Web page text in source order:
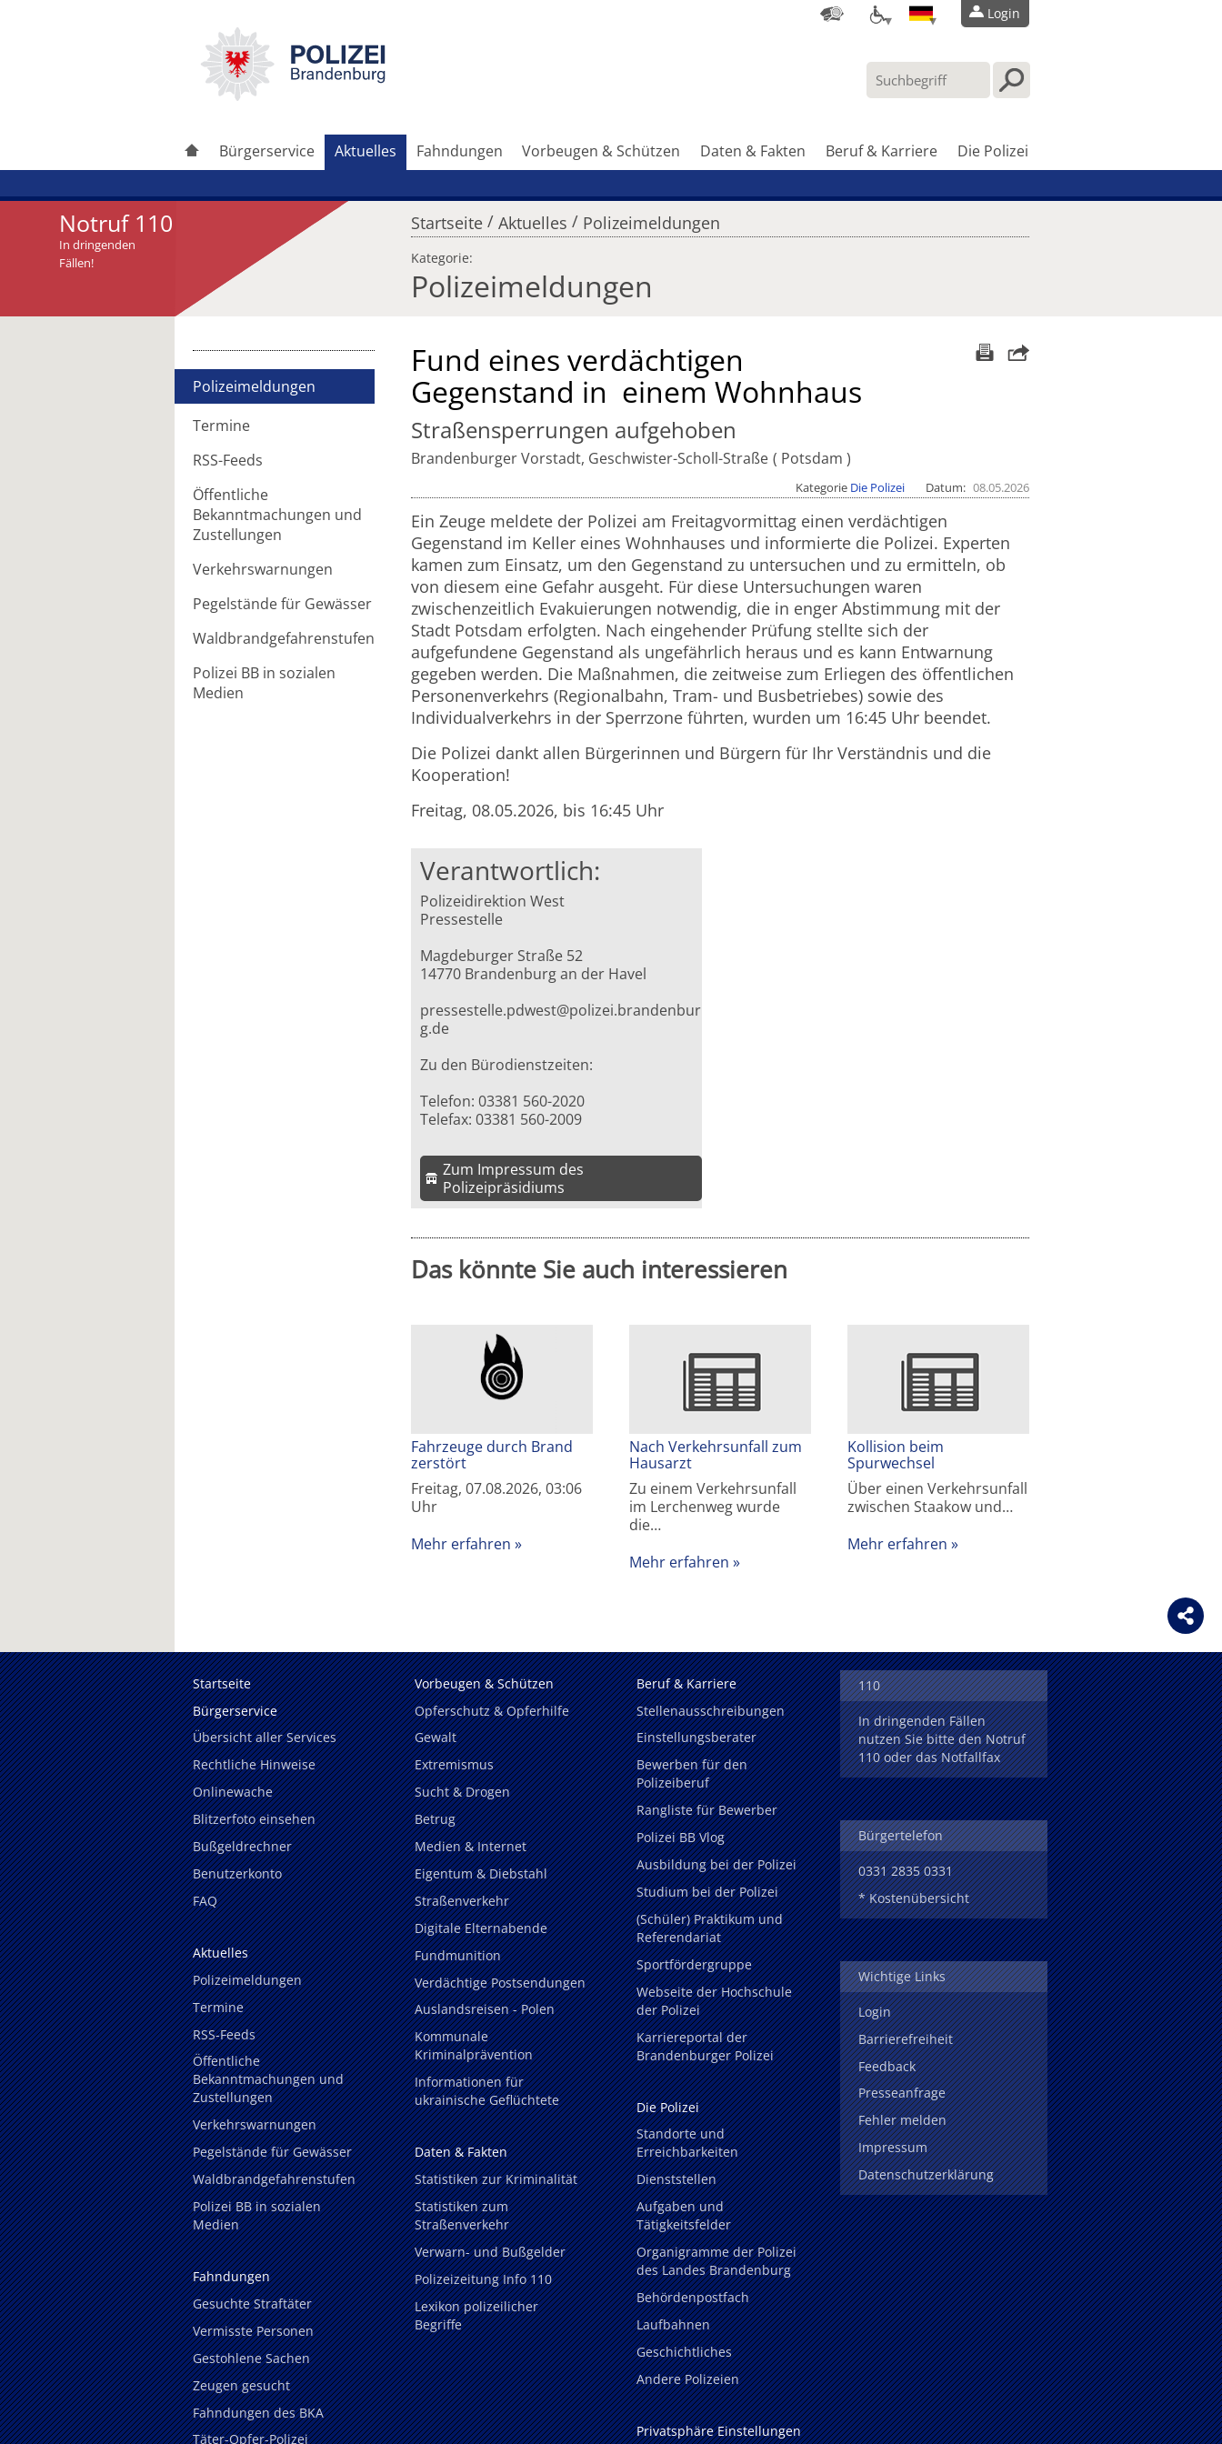
Login
Bürgerservice Aktuelles Fahndungen Vorbeugen & Schützen Daten & Fakten Beruf & Karriere Die Polizei
Notruf 110
In dringenden
Fällen!
Startseite / Aktuelles / Polizeimeldungen
Kategorie:
Polizeimeldungen
Polizeimeldungen
Termine
RSS-Feeds
Öffentliche
Bekanntmachungen und
Zustellungen
Verkehrswarnungen
Pegelstände für Gewässer
Waldbrandgefahrenstufen
Polizei BB in sozialen
Medien
Artikel weiterleiten
Fund eines verdächtigen
Gegenstand in einem Wohnhaus
Straßensperrungen aufgehoben
Brandenburger Vorstadt, Geschwister-Scholl-Straße Potsdam
Kategorie Die Polizei Datum 08.05.2026
Ein Zeuge meldete der Polizei am Freitagvormittag einen verdächtigen
Gegenstand im Keller eines Wohnhauses und informierte die Polizei. Experten
kamen zum Einsatz, um den Gegenstand zu untersuchen und zu ermitteln, ob
von diesem eine Gefahr ausgeht. Für diese Untersuchungen waren
zwischenzeitlich Evakuierungen notwendig, die in enger Abstimmung mit der
Stadt Potsdam erfolgten. Nach eingehender Prüfung stellte sich der
aufgefundene Gegenstand als ungefährlich heraus und es kann Entwarnung
gegeben werden. Die Maßnahmen, die zeitweise zum Erliegen des öffentlichen
Personenverkehrs (Regionalbahn, Tram- und Busbetriebes) sowie des
Individualverkehrs in der Sperrzone führten, wurden um 16:45 Uhr beendet.
Die Polizei dankt allen Bürgerinnen und Bürgern für Ihr Verständnis und die
Kooperation!
Freitag, 08.05.2026, bis 16:45 Uhr
Verantwortlich:
Polizeidirektion West
Pressestelle
Magdeburger Straße 52
14770 Brandenburg an der Havel
pressestelle.pdwest@polizei.brandenbur
g.de
Zu den Bürodienstzeiten:
Telefon: 03381 560-2020
Telefax: 03381 560-2009
Zum Impressum des
Polizeipräsidiums
Das könnte Sie auch interessieren
Fahrzeuge durch Brand
zerstört
Freitag, 07.08.2026, 03:06
Uhr
Mehr erfahren
Nach Verkehrsunfall zum
Hausarzt
Zu einem Verkehrsunfall
im Lerchenweg wurde
die…
Mehr erfahren
Kollision beim
Spurwechsel
Über einen Verkehrsunfall
zwischen Staakow und…
Mehr erfahren
Startseite
Bürgerservice
Übersicht aller Services
Rechtliche Hinweise
Onlinewache
Blitzerfoto einsehen
Bußgeldrechner
Benutzerkonto
FAQ
Aktuelles
Polizeimeldungen
Termine
RSS-Feeds
Öffentliche
Bekanntmachungen und
Zustellungen
Verkehrswarnungen
Pegelstände für Gewässer
Waldbrandgefahrenstufen
Polizei BB in sozialen
Medien
Fahndungen
Gesuchte Straftäter
Vermisste Personen
Gestohlene Sachen
Zeugen gesucht
Fahndungen des BKA
Täter-Opfer-Polizei
Vorbeugen & Schützen
Opferschutz & Opferhilfe
Gewalt
Extremismus
Sucht & Drogen
Betrug
Medien & Internet
Eigentum & Diebstahl
Straßenverkehr
Digitale Elternabende
Fundmunition
Verdächtige Postsendungen
Auslandsreisen - Polen
Kommunale
Kriminalprävention
Informationen für
ukrainische Geflüchtete
Daten & Fakten
Statistiken zur Kriminalität
Statistiken zum
Straßenverkehr
Verwarn- und Bußgelder
Polizeizeitung Info 110
Lexikon polizeilicher
Begriffe
Beruf & Karriere
Stellenausschreibungen
Einstellungsberater
Bewerben für den
Polizeiberuf
Rangliste für Bewerber
Polizei BB Vlog
Ausbildung bei der Polizei
Studium bei der Polizei
(Schüler) Praktikum und
Referendariat
Sportfördergruppe
Webseite der Hochschule
der Polizei
Karriereportal der
Brandenburger Polizei
Die Polizei
Standorte und
Erreichbarkeiten
Dienststellen
Aufgaben und
Tätigkeitsfelder
Organigramme der Polizei
des Landes Brandenburg
Behördenpostfach
Laufbahnen
Geschichtliches
Andere Polizeien
Privatsphäre Einstellungen
110
In dringenden Fällen
nutzen Sie bitte den Notruf
110 oder das Notfallfax
Bürgertelefon
0331 2835 0331
* Kostenübersicht
Wichtige Links
Login
Barrierefreiheit
Feedback
Presseanfrage
Fehler melden
Impressum
Datenschutzerklärung